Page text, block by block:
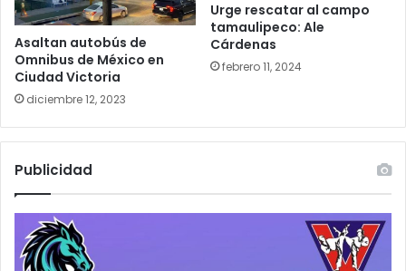
Asaltan autobús de
Omnibus de México en
Ciudad Victoria
diciembre 12, 2023
Urge rescatar al campo
tamaulipeco: Ale
Cárdenas
febrero 11, 2024
Publicidad